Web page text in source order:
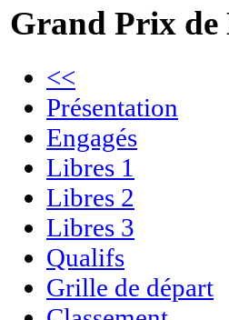
Grand Prix de
<<
Présentation
Engagés
Libres 1
Libres 2
Libres 3
Qualifs
Grille de départ